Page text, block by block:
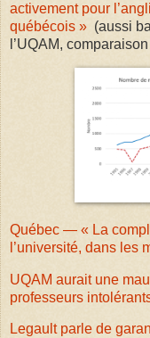
activement pour
québécois » (aussi
l’UQAM,
Québec — « La
l’université, dans les
UQAM aurait une
professeurs
Legault parle de